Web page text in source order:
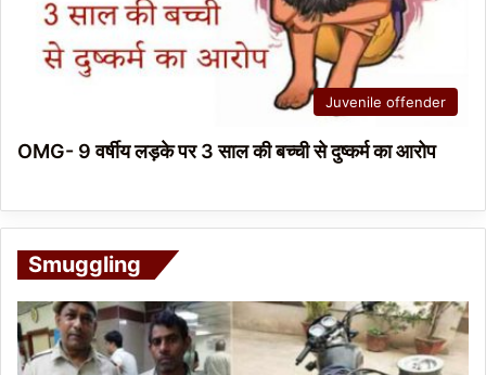
Juvenile offender
OMG- 9 वर्षीय लड़के पर 3 साल की बच्ची से दुष्कर्म का आरोप
Smuggling